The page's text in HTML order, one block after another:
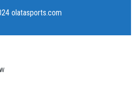
olatasports.com